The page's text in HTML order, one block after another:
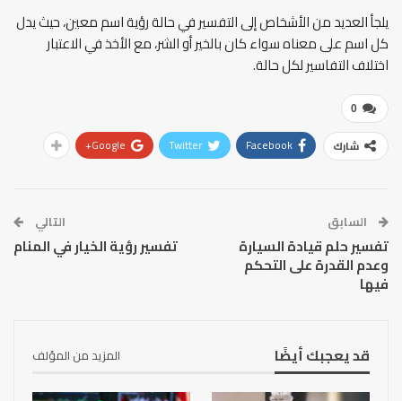
يلجأ العديد من الأشخاص إلى التفسير في حالة رؤية اسم معين، حيث يدل
كل اسم على معناه سواء كان بالخير أو الشر، مع الأخذ في الاعتبار
اختلاف التفاسير لكل حالة.
0
شارك Facebook
Twitter
Google+
السابق
تفسير حلم قيادة السيارة
وعدم القدرة على التحكم
فيها
التالي
تفسير رؤية الخيار في المنام
قد يعجبك أيضًا المزيد من المؤلف